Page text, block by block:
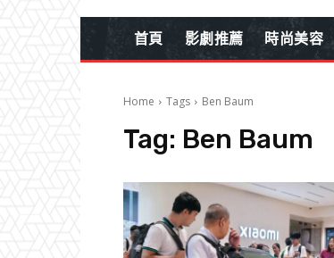
首頁 影劇推薦 時尚美容
Home Tags Ben Baum
Tag: Ben Baum